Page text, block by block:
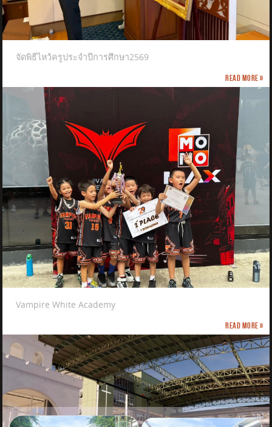
จัดพิธีไหว้ครูประจำปีการศึกษา2569
Read more »
Vampire White Academy
Read more »